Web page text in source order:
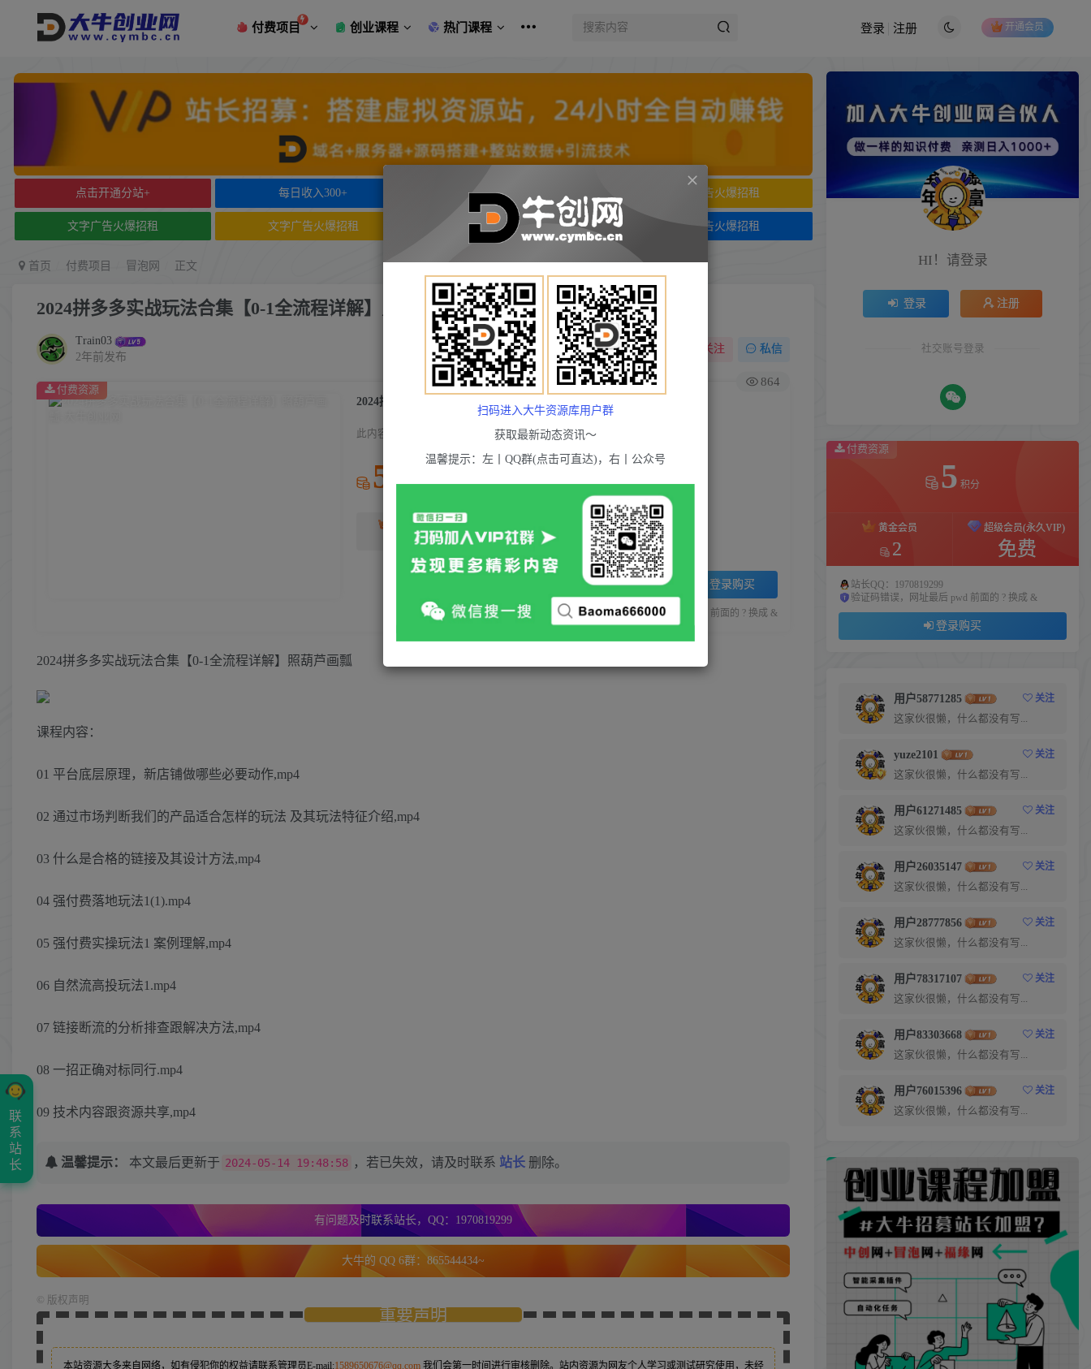
付费项目 创业课程 热门课程 开通会员
登录 注册
点击开通分站+ 每日收入300+ 文字广告火爆招租 文字广告火爆招租
文字广告火爆招租 文字广告火爆招租 文字广告火爆招租 文字广告火爆招租
首页 付费项目 冒泡网 正文
2024拼多多实战玩法合集【0-1全流程详解】照葫芦画瓢
Train03
2年前发布
关注 私信
864
2024拼多多实战玩法合集【0-1全流程详解】照葫芦画瓢
此内容为付费资源，请付费后查看
5 积分
黄金会员 2
免费
登录购买
站长QQ：1970819299 验证码错误，网址最后 pwd 前面的 ? 换成 &
付费资源
2024拼多多实战玩法合集【0-1全流程详解】照葫芦画瓢
课程内容：
01 平台底层原理，新店铺做哪些必要动作,mp4
02 通过市场判断我们的产品适合怎样的玩法 及其玩法特征介绍,mp4
03 什么是合格的链接及其设计方法,mp4
04 强付费落地玩法1(1).mp4
05 强付费实操玩法1 案例理解,mp4
06 自然流高投玩法1.mp4
07 链接断流的分析排查跟解决方法,mp4
08 一招正确对标同行.mp4
09 技术内容跟资源共享,mp4
温馨提示： 本文最后更新于 2024-05-14 19:48:58 ，若已失效，请及时联系 站长 删除。
有问题及时联系站长，QQ：1970819299
大牛的 QQ 6群：865544434~
版权声明
重要声明
本站资源大多来自网络，如有侵犯你的权益请联系管理员E-mail:1589650676@qq.com 我们会第一时间进行审核删除。站内资源为网友个人学习或测试研究使用，未经
HI！请登录
登录 注册
社交账号登录
付费资源
5 积分
黄金会员
2
超级会员(永久VIP)
免费
站长QQ：1970819299
验证码错误，网址最后 pwd 前面的 ? 换成 &
登录购买
用户58771285
关注
这家伙很懒，什么都没有写...
yuze2101
关注
这家伙很懒，什么都没有写...
用户61271485
关注
这家伙很懒，什么都没有写...
用户26035147
关注
这家伙很懒，什么都没有写...
用户28777856
关注
这家伙很懒，什么都没有写...
用户78317107
关注
这家伙很懒，什么都没有写...
用户83303668
关注
这家伙很懒，什么都没有写...
用户76015396
关注
这家伙很懒，什么都没有写...
联
系
站
长
扫码进入大牛资源库用户群
获取最新动态资讯～
温馨提示：左丨QQ群(点击可直达)，右丨公众号